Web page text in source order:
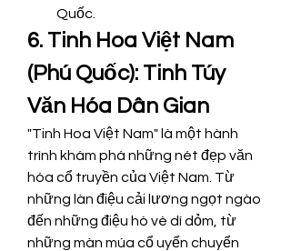
Quốc.
6. Tinh Hoa Việt Nam
(Phú Quốc): Tinh Túy
Văn Hóa Dân Gian
"Tinh Hoa Việt Nam" là một hành
trình khám phá những nét đẹp văn
hóa cổ truyền của Việt Nam. Từ
những làn điệu cải lương ngọt ngào
đến những điệu hò vè dí dỏm, từ
những màn múa cổ uyển chuyển